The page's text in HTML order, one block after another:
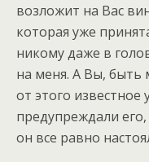
возложит на Вас
которая уже
никому даже в
на меня. А Вы, быть
от этого
предупреждали
он все равно